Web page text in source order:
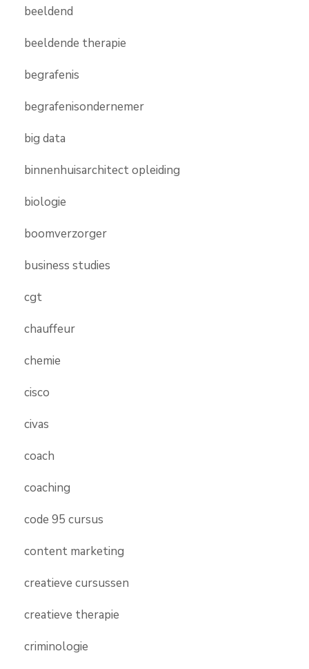
beeldend
beeldende therapie
begrafenis
begrafenisondernemer
big data
binnenhuisarchitect opleiding
biologie
boomverzorger
business studies
cgt
chauffeur
chemie
cisco
civas
coach
coaching
code 95 cursus
content marketing
creatieve cursussen
creatieve therapie
criminologie